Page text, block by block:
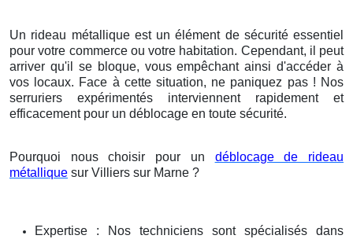
Un rideau métallique est un élément de sécurité essentiel
pour votre commerce ou votre habitation. Cependant, il peut
arriver qu'il se bloque, vous empêchant ainsi d'accéder à
vos locaux. Face à cette situation, ne paniquez pas ! Nos
serruriers expérimentés interviennent rapidement et
efficacement pour un déblocage en toute sécurité.
Pourquoi nous choisir pour un déblocage de rideau
métallique sur Villiers sur Marne ?
Expertise : Nos techniciens sont spécialisés dans